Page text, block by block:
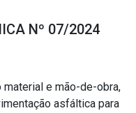
Nº 07/2024
material e mão-de-obra,
asfáltica para